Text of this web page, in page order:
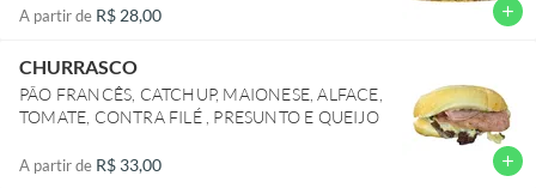
A partir de R$ 28,00 add
CHURRASCO
PÃO FRANCÊS, CATCHUP, MAIONESE, ALFACE,
TOMATE, CONTRA FILÉ , PRESUNTO E QUEIJO
A partir de R$ 33,00 add